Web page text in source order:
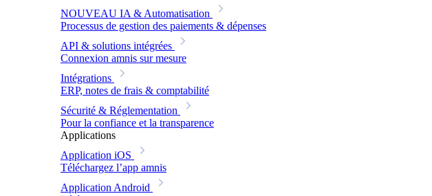
NOUVEAU IA & Automatisation
Processus de gestion des paiements & dépenses
API & solutions intégrées
Connexion amnis sur mesure
Intégrations
ERP, notes de frais & comptabilité
Sécurité & Réglementation
Pour la confiance et la transparence
Applications
Application iOS
Téléchargez l’app amnis
Application Android